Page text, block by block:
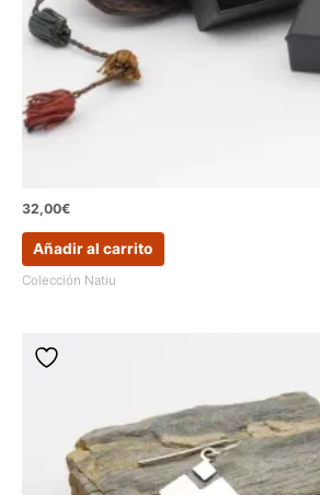
32,00€
Añadir al carrito
Colección Natiu